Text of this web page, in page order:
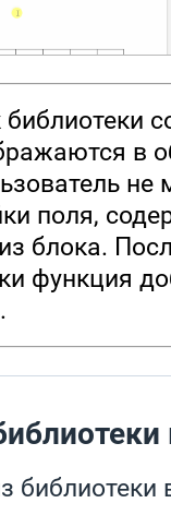
библиотеки
в
не
поля,
блока.
функция
библиотеки